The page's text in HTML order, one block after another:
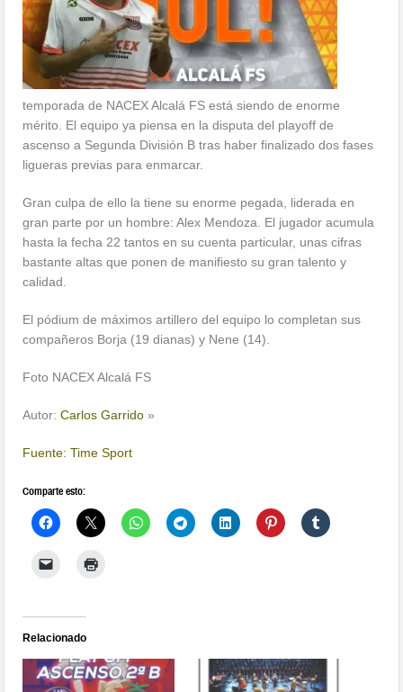
temporada de NACEX Alcalá FS está siendo de enorme
mérito. El equipo ya piensa en la disputa del playoff de
ascenso a Segunda División B tras haber finalizado dos fases
ligueras previas para enmarcar.
Gran culpa de ello la tiene su enorme pegada, liderada en
gran parte por un hombre: Alex Mendoza. El jugador acumula
hasta la fecha 22 tantos en su cuenta particular, unas cifras
bastante altas que ponen de manifiesto su gran talento y
calidad.
El pódium de máximos artillero del equipo lo completan sus
compañeros Borja (19 dianas) y Nene (14).
Foto NACEX Alcalá FS
Autor:Carlos Garrido »
Fuente: Time Sport
Comparte esto:
Relacionado